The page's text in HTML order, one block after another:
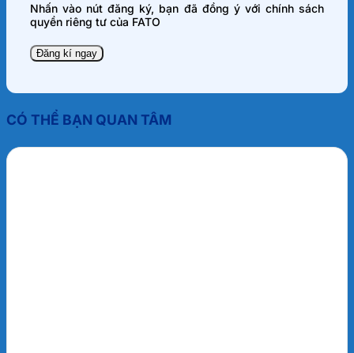
Nhấn vào nút đăng ký, bạn đã đồng ý với chính sách
quyền riêng tư của FATO
CÓ THỂ BẠN QUAN TÂM